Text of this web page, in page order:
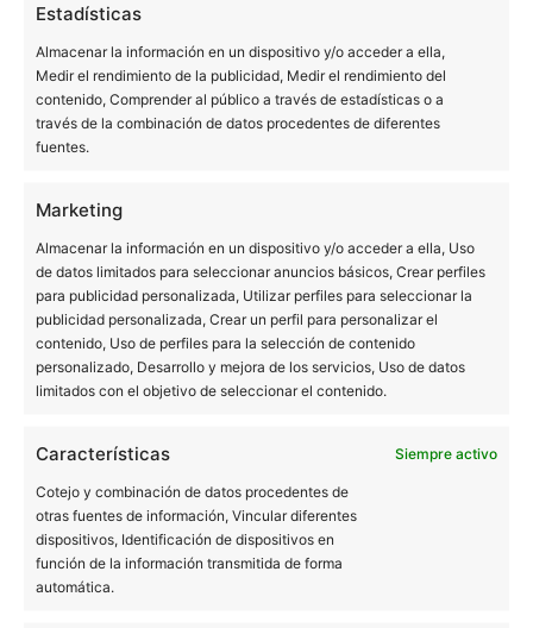
Estadísticas
Almacenar la información en un dispositivo y/o acceder a ella,
Medir el rendimiento de la publicidad, Medir el rendimiento del
contenido, Comprender al público a través de estadísticas o a
través de la combinación de datos procedentes de diferentes
fuentes.
Marketing
Almacenar la información en un dispositivo y/o acceder a ella, Uso
de datos limitados para seleccionar anuncios básicos, Crear perfiles
para publicidad personalizada, Utilizar perfiles para seleccionar la
publicidad personalizada, Crear un perfil para personalizar el
contenido, Uso de perfiles para la selección de contenido
personalizado, Desarrollo y mejora de los servicios, Uso de datos
limitados con el objetivo de seleccionar el contenido.
Características Siempre activo
Cotejo y combinación de datos procedentes de
otras fuentes de información, Vincular diferentes
dispositivos, Identificación de dispositivos en
función de la información transmitida de forma
automática.
la idea de ser una nueva visión de la odontología. En la
pueden estar equivocados.
Queremos agradeceros a todos vuestra confianza. Vamos
a seguir con la misma ilusión del primer día, con la idea
de ser cada vez mejores.
BUCALIA BARCELONA